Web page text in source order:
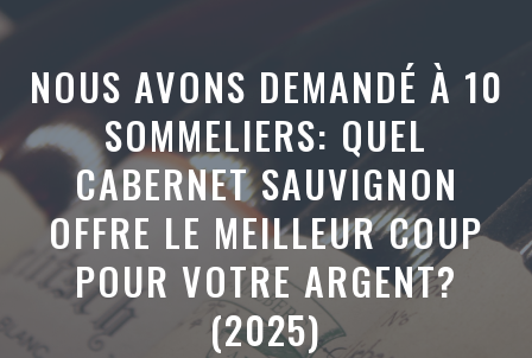
NOUS AVONS DEMANDÉ À 10
SOMMELIERS: QUEL
CABERNET SAUVIGNON
OFFRE LE MEILLEUR COUP
POUR VOTRE ARGENT?
(2025)